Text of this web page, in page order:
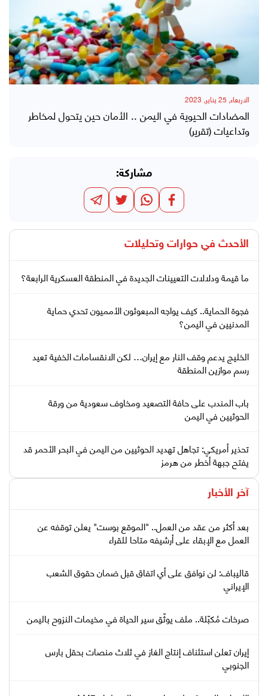
الاربعاء, 25 يناير, 2023
المضادات الحيوية في اليمن .. الأمان حين يتحول لمخاطر
وتداعيات (تقرير)
مشاركة:
الأحدث في حوارات وتحليلات
ما قيمة ودلالات التعيينات الجديدة في المنطقة العسكرية الرابعة؟
فجوة الحماية.. كيف يواجه المبعوثون الأمميون تحدي حماية
المدنيين في اليمن؟
الخليج يدعم وقف النار مع إيران… لكن الانقسامات الخفية تعيد
رسم موازين المنطقة
باب المندب على حافة التصعيد ومخاوف سعودية من ورقة
الحوثيين في اليمن
تحذير أمريكي: تجاهل تهديد الحوثيين من اليمن في البحر الأحمر قد
يفتح جبهة أخطر من هرمز
آخر الأخبار
بعد أكثر من عقد من العمل.. "الموقع بوست" يعلن توقفه عن
العمل مع الإبقاء على أرشيفه متاحا للقراء
قاليباف: لن نوافق على أي اتفاق قبل ضمان حقوق الشعب
الإيراني
صرخات مُكبّلة.. ملف يوثّق سير الحياة في مخيمات النزوح باليمن
إيران تعلن استئناف إنتاج الغاز في ثلاث منصات بحقل بارس
الجنوبي